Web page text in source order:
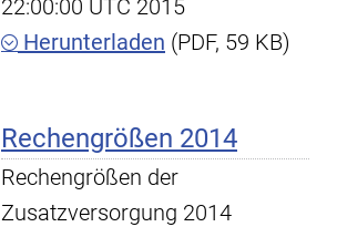
22:00:00 UTC 2015
Herunterladen (PDF, 59 KB)
Rechengrößen 2014
Rechengrößen der
Zusatzversorgung 2014